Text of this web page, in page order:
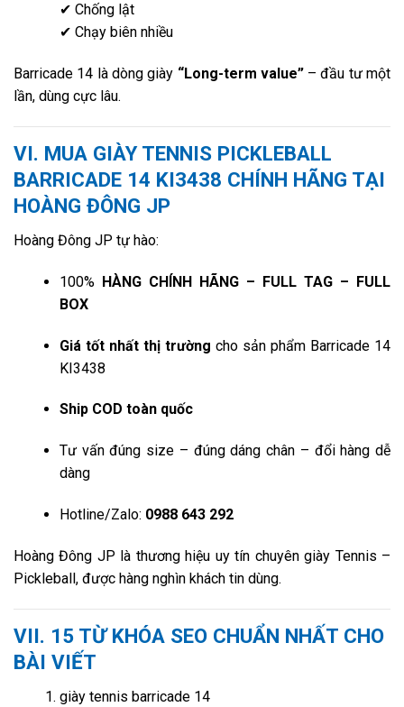
✔ Chống lật
✔ Chạy biên nhiều
Barricade 14 là dòng giày “Long-term value”– đầu tư một
lần, dùng cực lâu.
VI. MUA GIÀY TENNIS PICKLEBALL
BARRICADE 14 KI3438 CHÍNH HÃNG TẠI
HOÀNG ĐÔNG JP
Hoàng Đông JP tự hào:
100% HÀNG CHÍNH HÃNG – FULL TAG – FULL
BOX
Giá tốt nhất thị trường cho sản phẩm Barricade 14
KI3438
Ship COD toàn quốc
Tư vấn đúng size – đúng dáng chân – đổi hàng dễ
dàng
Hotline/Zalo: 0988 643 292
Hoàng Đông JP là thương hiệu uy tín chuyên giày Tennis –
Pickleball, được hàng nghìn khách tin dùng.
VII. 15 TỪ KHÓA SEO CHUẨN NHẤT CHO
BÀI VIẾT
giày tennis barricade 14